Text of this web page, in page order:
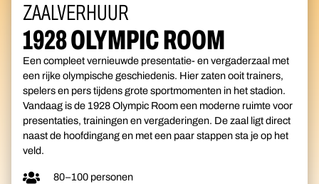
ZAALVERHUUR
1928 OLYMPIC ROOM
Een compleet vernieuwde presentatie- en vergaderzaal met
een rijke olympische geschiedenis. Hier zaten ooit trainers,
spelers en pers tijdens grote sportmomenten in het stadion.
Vandaag is de 1928 Olympic Room een moderne ruimte voor
presentaties, trainingen en vergaderingen. De zaal ligt direct
naast de hoofdingang en met een paar stappen sta je op het
veld.
80–100 personen